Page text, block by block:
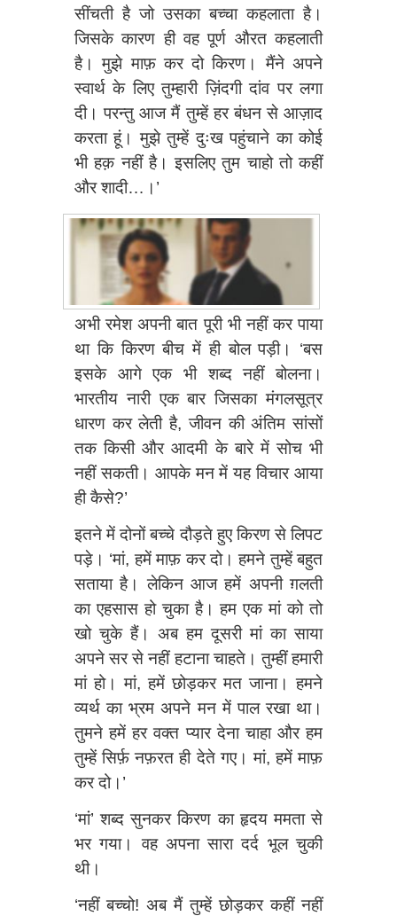
सींचती है जो उसका बच्चा कहलाता है।
जिसके कारण ही वह पूर्ण औरत कहलाती
है। मुझे माफ़ कर दो किरण। मैंने अपने
स्वार्थ के लिए तुम्हारी ज़िंदगी दांव पर लगा
दी। परन्तु आज मैं तुम्हें हर बंधन से आज़ाद
करता हूं। मुझे तुम्हें दुःख पहुंचाने का कोई
भी हक़ नहीं है। इसलिए तुम चाहो तो कहीं
और शादी…।’
अभी रमेश अपनी बात पूरी भी नहीं कर पाया
था कि किरण बीच में ही बोल पड़ी। ‘बस
इसके आगे एक भी शब्द नहीं बोलना।
भारतीय नारी एक बार जिसका मंगलसूत्र
धारण कर लेती है, जीवन की अंतिम सांसों
तक किसी और आदमी के बारे में सोच भी
नहीं सकती। आपके मन में यह विचार आया
ही कैसे?’
इतने में दोनों बच्चे दौड़ते हुए किरण से लिपट
पड़े। ‘मां, हमें माफ़ कर दो। हमने तुम्हें बहुत
सताया है। लेकिन आज हमें अपनी ग़लती
का एहसास हो चुका है। हम एक मां को तो
खो चुके हैं। अब हम दूसरी मां का साया
अपने सर से नहीं हटाना चाहते। तुम्हीं हमारी
मां हो। मां, हमें छोड़कर मत जाना। हमने
व्यर्थ का भ्रम अपने मन में पाल रखा था।
तुमने हमें हर वक्त प्यार देना चाहा और हम
तुम्हें सिर्फ़ नफ़रत ही देते गए। मां, हमें माफ़
कर दो।’
‘मां’ शब्द सुनकर किरण का हृदय ममता से
भर गया। वह अपना सारा दर्द भूल चुकी
थी।
‘नहीं बच्चो! अब मैं तुम्हें छोड़कर कहीं नहीं